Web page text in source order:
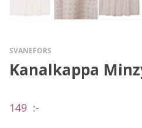
SVANEFORS
Kanalkappa
149 :-